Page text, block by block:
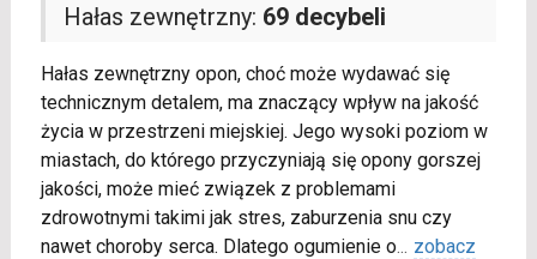
Hałas zewnętrzny: 69 decybeli
Hałas zewnętrzny opon, choć może wydawać się
technicznym detalem, ma znaczący wpływ na jakość
życia w przestrzeni miejskiej. Jego wysoki poziom w
miastach, do którego przyczyniają się opony gorszej
jakości, może mieć związek z problemami
zdrowotnymi takimi jak stres, zaburzenia snu czy
nawet choroby serca. Dlatego ogumienie o... zobacz